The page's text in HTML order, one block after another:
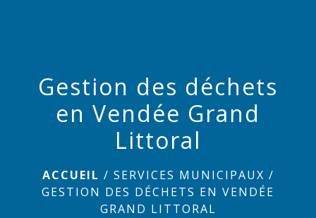
Gestion des déchets
en Vendée Grand
Littoral
ACCUEIL / SERVICES MUNICIPAUX /
GESTION DES DÉCHETS EN VENDÉE
GRAND LITTORAL